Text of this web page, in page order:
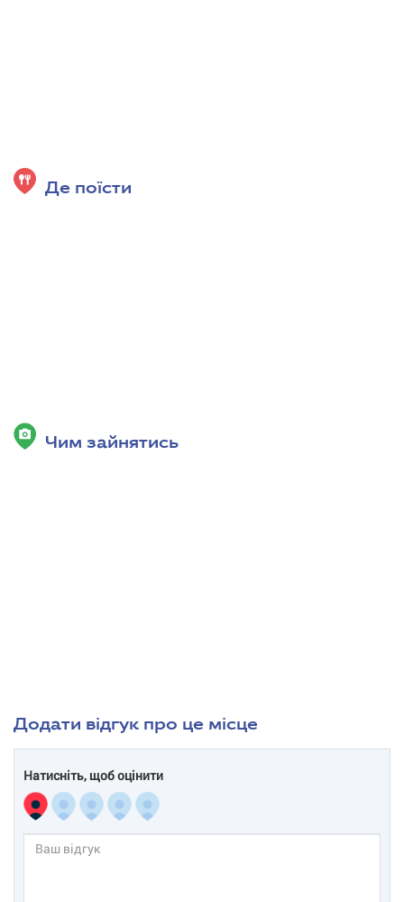
Де поїсти
Чим зайнятись
Додати відгук про це місце
Натисніть, щоб оцінити